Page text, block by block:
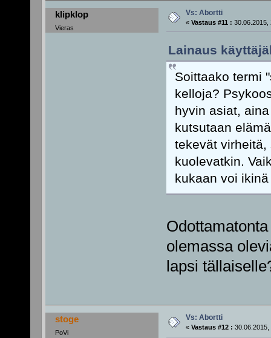
klipklop
Vieras
Vs: Abortti
« Vastaus #11 : 30.06.2015,
Lainaus
Soittaako termi
kelloja?
hyvin asiat,
kutsutaan
tekevät
kuolevatkin.
kukaan voi
olemassa
lapsi
stoge
PoVi
Vs: Abortti
« Vastaus #12 : 30.06.2015,